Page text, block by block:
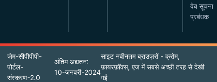
वेब सूचना
प्रबंधक
जेम-सीपीपीपी-
पोर्टल-
संस्करण-2.0
अंतिम अद्यतन:
10-जनवरी-2024
साइट नवीनतम ब्राउज़रों - क्रोम,
फ़ायरफ़ॉक्स, एज में सबसे अच्छी तरह से देखी
गई